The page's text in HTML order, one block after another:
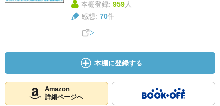
本棚登録: 959人
感想: 70件
本棚に登録する
Amazon
詳細ページへ